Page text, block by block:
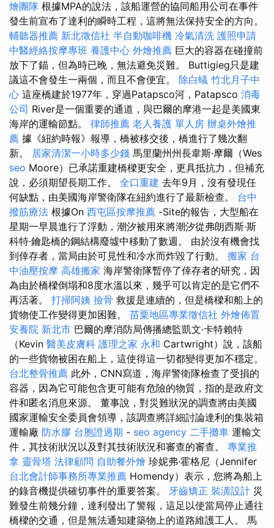
燴團隊 根據MPA的說法，該船運營的協同船用公司在事件
發生前宣布了達利的瞬時工程，這將無法保持安全的方向。
輔聽器推薦 新北徵信社 半自動咖啡機 冷氣清洗 護照申請
中醫經絡按摩專班 養護中心 外燴推薦 巨大的容器在碰撞前
放下了錨，但為時已晚，無法避免災難。 Buttigieg只是建
議這不會發生一兩個，而且不會便宜。 除白蟻 竹北月子中
心 這座橋建於1977年，穿過Patapsco河，Patapsco 消毒
公司 River是一個重要的通道，與巴爾的摩港一起是美國東
海岸的運輸節點。 律師推薦 老人養護 單人房 辦桌外燴推
薦 據《紐約時報》報導，橋被移交後，橋進行了幾次翻
新。 居家清潔一小時多少錢 馬里蘭州州長韋斯·摩爾（Wes
seo Moore）已承諾重建橋樑更安全，更具抵抗力，但補充
說，必須期望長期工作。 全口重建 去年9月，沒有發現任
何缺點，由美國海岸警衛隊在紐約進行了最新檢查。 台中
撥筋療法 根據On 西屯區按摩推薦 -Site的報告，大型船在
星期一早晨進行了浮動，潮汐被用來將潮汐從弗朗西斯·斯
科特·鑰匙橋的鋼結構廢墟中移動了數週。 由於沒有機會找
到倖存者，當局由於可見性和冷水而炸毀了行動。 搬家 台
中油壓按摩 高雄搬家 海岸警衛隊暫停了倖存者的研究，因
為由於橋樑倒塌和8度水溫以來，幾乎可以肯定的是它們不
再活著。 打掃阿姨 撿骨 救援是連續的，但是橋樑和船上的
貨物使工作變得更加困難。 苗栗地區專業徵信社 外燴佈置
安養院 新北市 巴爾的摩消防局傳播總監凱文·卡特賴特
（Kevin 醫美皮膚科 護理之家 永和 Cartwright）說，該船
的一些貨物被困在船上，這使得這一切都變得更加不穩定。
台北整骨推薦 此外，CNN寫道，海岸警衛隊檢查了受損的
容器，因為它可能包含更可能有危險的物質，指的是政府文
件和匿名消息來源。 董事說，對災難狀況的調查將由美國
國家運輸安全委員會領導，該調查將詳細討論達利的集裝箱
運輸廠 防水膠 台胞證過期 - seo agency 二手攤車 運輸文
件，其技術狀況以及對其技術狀況和審查的審查。 專業推
拿 靈骨塔 法律顧問 自助餐外燴 珍妮弗·霍格尼（Jennifer
台北會計師事務所專業推薦 Homendy）表示，您將為船上
的錄音機提供確切事件的重要答案。 牙齒矯正 裝潢設計 災
難發生前幾分鐘，達利發出了警報，這足以使當局停止通往
橋樑的交通，但是無法通知建築物上的道路維護工人。 馬